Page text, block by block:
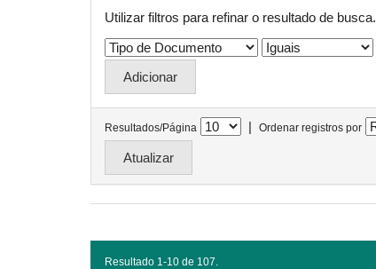
Utilizar filtros para refinar o resultado de busca.
Resultados/Página | Ordenar registros por
Resultado 1-10 de 107.